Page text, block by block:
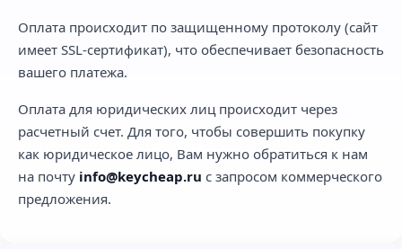
Оплата происходит по защищенному протоколу (сайт
имеет SSL-сертификат), что обеспечивает безопасность
вашего платежа.
Оплата для юридических лиц происходит через
расчетный счет. Для того, чтобы совершить покупку
как юридическое лицо, Вам нужно обратиться к нам
на почту info@keycheap.ru с запросом коммерческого
предложения.